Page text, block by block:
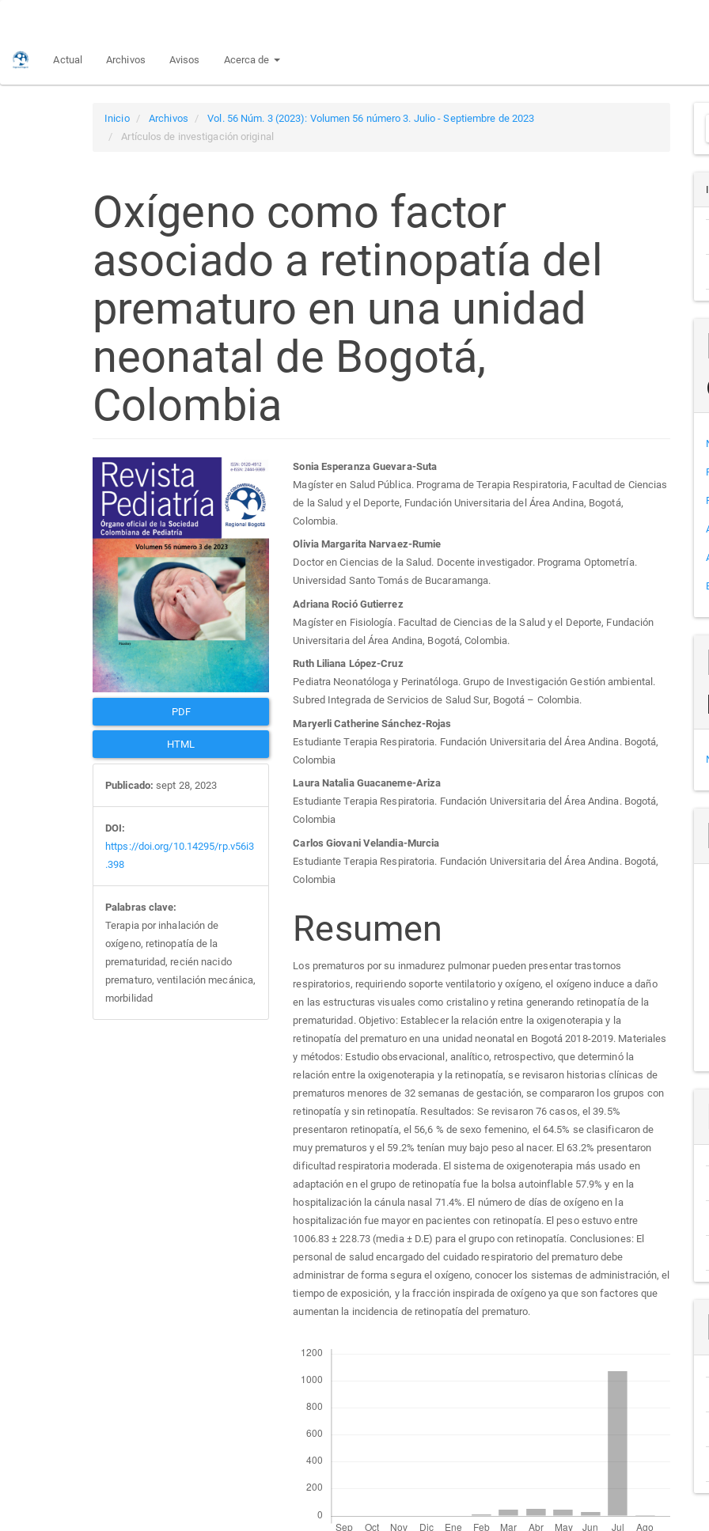
principalActual Archivos Avisos Acerca de
Inicio Archivos
Vol. 56 Núm. 3 (2023): Volumen 56 número 3. Julio - Septiembre de 2023
Artículos de investigación original
Oxígeno como factor
asociado a retinopatía del
prematuro en una unidad
neonatal de Bogotá,
Colombia
Barra
lateral
del
artículo
PDF
HTML
Publicado: sept 28, 2023
DOI:
https://doi.org/10.14295/rp.v56i3
.398
Palabras clave:
Terapia por inhalación de
oxígeno, retinopatía de la
prematuridad, recién nacido
prematuro, ventilación mecánica,
morbilidad
Contenido
principal
del
artículo
Sonia Esperanza Guevara-Suta
Magíster en Salud Pública. Programa de Terapia Respiratoria, Facultad de Ciencias
de la Salud y el Deporte, Fundación Universitaria del Área Andina, Bogotá,
Colombia.
Olivia Margarita Narvaez-Rumie
Doctor en Ciencias de la Salud. Docente investigador. Programa Optometría.
Universidad Santo Tomás de Bucaramanga.
Adriana Roció Gutierrez
Magíster en Fisiología. Facultad de Ciencias de la Salud y el Deporte, Fundación
Universitaria del Área Andina, Bogotá, Colombia.
Ruth Liliana López-Cruz
Pediatra Neonatóloga y Perinatóloga. Grupo de Investigación Gestión ambiental.
Subred Integrada de Servicios de Salud Sur, Bogotá – Colombia.
Maryerli Catherine Sánchez-Rojas
Estudiante Terapia Respiratoria. Fundación Universitaria del Área Andina. Bogotá,
Colombia
Laura Natalia Guacaneme-Ariza
Estudiante Terapia Respiratoria. Fundación Universitaria del Área Andina. Bogotá,
Colombia
Carlos Giovani Velandia-Murcia
Estudiante Terapia Respiratoria. Fundación Universitaria del Área Andina. Bogotá,
Colombia
Resumen
Los prematuros por su inmadurez pulmonar pueden presentar trastornos
respiratorios, requiriendo soporte ventilatorio y oxígeno, el oxígeno induce a daño
en las estructuras visuales como cristalino y retina generando retinopatía de la
prematuridad. Objetivo: Establecer la relación entre la oxigenoterapia y la
retinopatía del prematuro en una unidad neonatal en Bogotá 2018-2019. Materiales
y métodos: Estudio observacional, analítico, retrospectivo, que determinó la
relación entre la oxigenoterapia y la retinopatía, se revisaron historias clínicas de
prematuros menores de 32 semanas de gestación, se compararon los grupos con
retinopatía y sin retinopatía. Resultados: Se revisaron 76 casos, el 39.5%
presentaron retinopatía, el 56,6 % de sexo femenino, el 64.5% se clasificaron de
muy prematuros y el 59.2% tenían muy bajo peso al nacer. El 63.2% presentaron
dificultad respiratoria moderada. El sistema de oxigenoterapia más usado en
adaptación en el grupo de retinopatía fue la bolsa autoinflable 57.9% y en la
hospitalización la cánula nasal 71.4%. El número de días de oxígeno en la
hospitalización fue mayor en pacientes con retinopatía. El peso estuvo entre
1006.83 ± 228.73 (media ± D.E) para el grupo con retinopatía. Conclusiones: El
personal de salud encargado del cuidado respiratorio del prematuro debe
administrar de forma segura el oxígeno, conocer los sistemas de administración, el
tiempo de exposición, y la fracción inspirada de oxígeno ya que son factores que
aumentan la incidencia de retinopatía del prematuro.